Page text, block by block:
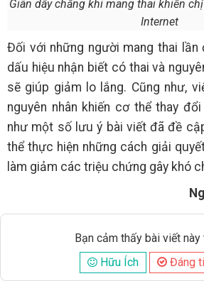
Giãn dây chằng khi mang thai khiến
Internet
Đối với những người mang thai
dấu hiệu nhận biết có thai và
sẽ giúp giảm lo lắng. Cũng như,
nguyên nhân khiến cơ thể thay
như một số lưu ý bài viết đã đề
thể thực hiện những cách giải
làm giảm các triệu chứng gây khó
Bạn cảm thấy bài viết này
Hữu Ích
Đáng